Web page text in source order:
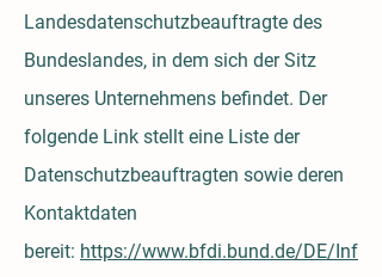
Landesdatenschutzbeauftragte des
Bundeslandes, in dem sich der Sitz
unseres Unternehmens befindet. Der
folgende Link stellt eine Liste der
Datenschutzbeauftragten sowie deren
Kontaktdaten
bereit: https://www.bfdi.bund.de/DE/Inf